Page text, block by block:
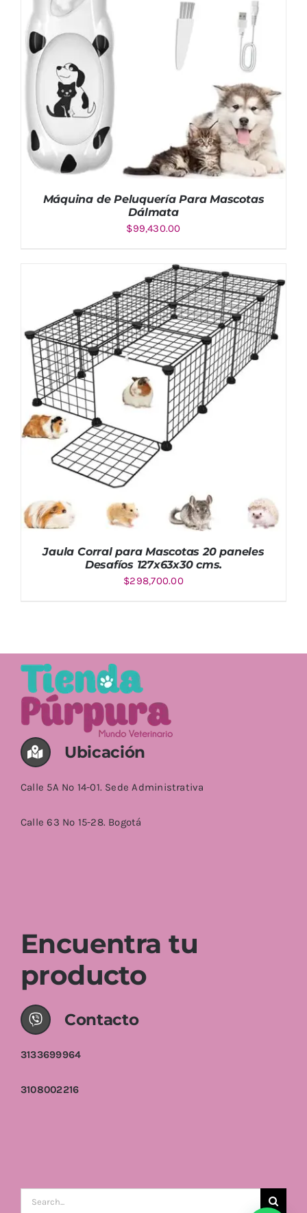
AÑADIR AL CARRITO / DETALLES
Máquina de Peluquería Para Mascotas
Dálmata
$99,430.00
AÑADIR AL CARRITO
Jaula Corral para Mascotas 20 paneles
Desafíos 127x63x30 cms.
$298,700.00
Ubicación
Calle 5A No 14-01. Sede Administrativa
Calle 63 No 15-28. Bogotá
Encuentra tu
producto
Contacto
3133699964
3108002216
Buscar: